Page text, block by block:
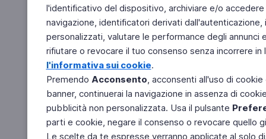
l'identificativo del dispositivo, archiviare e/o
navigazione, identificatori derivati
personalizzati, valutare le performance degli
rifiutare o revocare il tuo consenso senza incorrere
l'informativa sui cookie.
Premendo Acconsento, acconsenti all'uso di
banner, continuerai la navigazione in assenza di
pubblicità non personalizzata. Usa il pulsante
parti e cookie, negare il consenso o revocare quello
Le scelte da te espresse verranno applicate al solo